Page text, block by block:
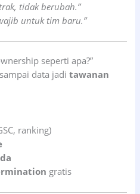
tidak berubah.”
untuk tim baru.”
seperti apa?”
sampai data jaditawanan
ranking)
gratis